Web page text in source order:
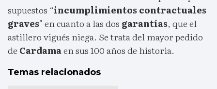
supuestos “incumplimientos contractuales
graves" en cuanto a las dos garantías, que el
astillero vigués niega. Se trata del mayor pedido
de Cardamaen sus 100 años de historia.
Temas relacionados